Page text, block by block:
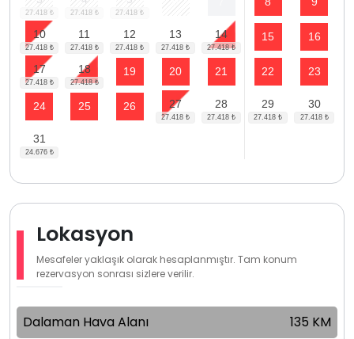
10 11 12 13 14 15 16
17 18 19 20 21 22 23
24 25 26 27 28 29 30
31
Lokasyon
Mesafeler yaklaşık olarak hesaplanmıştır. Tam konum
rezervasyon sonrası sizlere verilir.
Dalaman Hava Alanı 135 KM